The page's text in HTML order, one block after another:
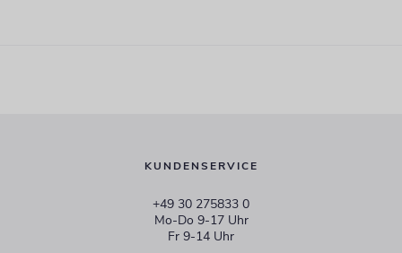
KUNDENSERVICE
+49 30 275833 0
Mo-Do 9-17 Uhr
Fr 9-14 Uhr